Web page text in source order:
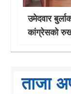
उमेदवार
कांग्रेसको रुख
ताजा